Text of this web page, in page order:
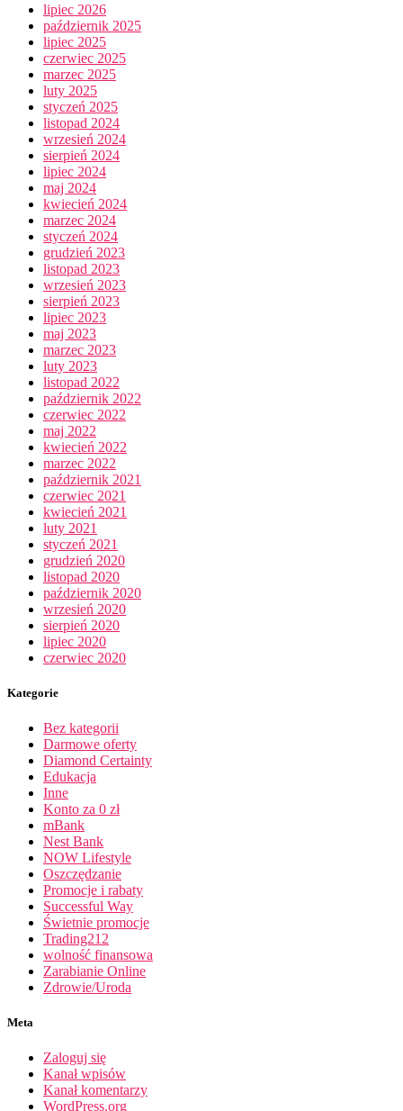
lipiec 2026
październik 2025
lipiec 2025
czerwiec 2025
marzec 2025
luty 2025
styczeń 2025
listopad 2024
wrzesień 2024
sierpień 2024
lipiec 2024
maj 2024
kwiecień 2024
marzec 2024
styczeń 2024
grudzień 2023
listopad 2023
wrzesień 2023
sierpień 2023
lipiec 2023
maj 2023
marzec 2023
luty 2023
listopad 2022
październik 2022
czerwiec 2022
maj 2022
kwiecień 2022
marzec 2022
październik 2021
czerwiec 2021
kwiecień 2021
luty 2021
styczeń 2021
grudzień 2020
listopad 2020
październik 2020
wrzesień 2020
sierpień 2020
lipiec 2020
czerwiec 2020
Kategorie
Bez kategorii
Darmowe oferty
Diamond Certainty
Edukacja
Inne
Konto za 0 zł
mBank
Nest Bank
NOW Lifestyle
Oszczędzanie
Promocje i rabaty
Successful Way
Świetnie promocje
Trading212
wolność finansowa
Zarabianie Online
Zdrowie/Uroda
Meta
Zaloguj się
Kanał wpisów
Kanał komentarzy
WordPress.org